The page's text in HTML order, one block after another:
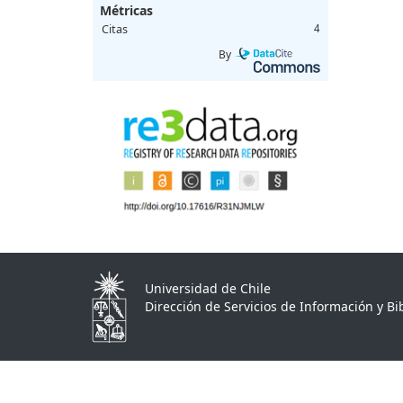
Métricas
Citas 4
By
Universidad de Chile
Dirección de Servicios de Información y